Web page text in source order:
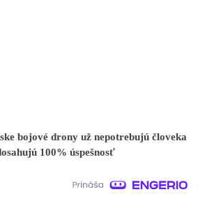
bojové drony už nepotrebujú človeka
100% úspešnosť